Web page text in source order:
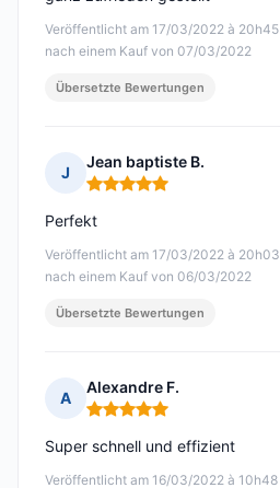
Veröffentlicht am 17/03/2022 à 20h45
nach einem Kauf von 07/03/2022
Übersetzte Bewertungen
J
Jean baptiste B.
Hinweis: 5 von 5
Veröffentlicht am 17/03/2022 à 20h03
nach einem Kauf von 06/03/2022
Perfekt
Übersetzte Bewertungen
A
Alexandre F.
Hinweis: 5 von 5
Veröffentlicht am 16/03/2022 à 10h48
Super schnell und effizient